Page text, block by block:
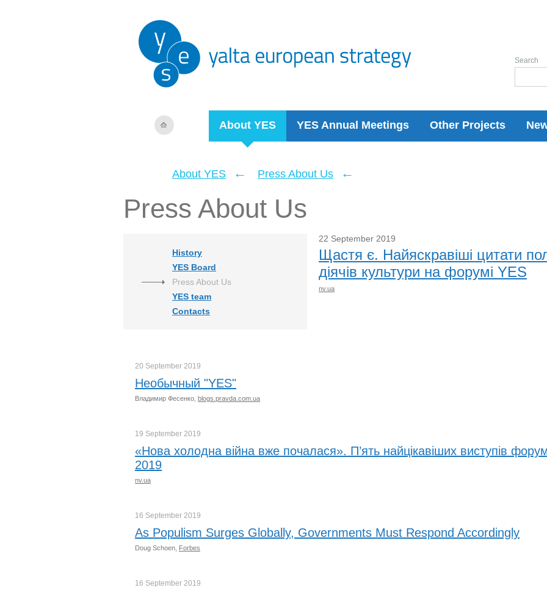
About YES YES Annual Meetings Other Projects
Search
About YES ← Press About Us ←
Press About Us
History
YES Board
Press About Us
YES team
Contacts
22 September 2019
Щастя є. Найяскравіші цитати
діячів культури на форумі YES
nv.ua
20 September 2019
Необычный "YES"
Владимир Фесенко, blogs.pravda.com.ua
19 September 2019
«Нова холодна війна вже почалася». П’ять найцікавіших виступів
2019
nv.ua
16 September 2019
As Populism Surges Globally, Governments Must Respond Accordingly
Doug Schoen, Forbes
16 September 2019